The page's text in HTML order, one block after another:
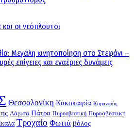
οι νεόπλουτοι
Μεγάλη κινητοποίηση στο Στεφάνι –
επίγειες και εναέριες δυνάμεις
Θεσσαλονίκη Κακοκαιρία Κορονοϊός
Λάρισα Πάτρα Πυροσβεστική Πυροσβεστική
Τροχαίο Φωτιά βόλος